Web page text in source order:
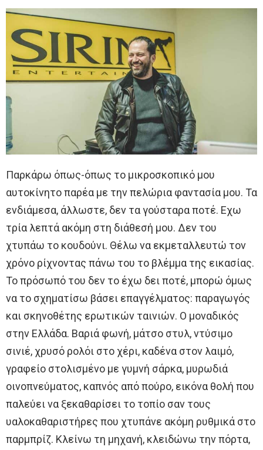
Παρκάρω όπως-όπως το μικροσκοπικό μου
αυτοκίνητο παρέα με την πελώρια φαντασία μου. Τα
ενδιάμεσα, άλλωστε, δεν τα γούσταρα ποτέ. Εχω
τρία λεπτά ακόμη στη διάθεσή μου. Δεν του
χτυπάω το κουδούνι. Θέλω να εκμεταλλευτώ τον
χρόνο ρίχνοντας πάνω του το βλέμμα της εικασίας.
Το πρόσωπό του δεν το έχω δει ποτέ, μπορώ όμως
να το σχηματίσω βάσει επαγγέλματος: παραγωγός
και σκηνοθέτης ερωτικών ταινιών. Ο μοναδικός
στην Ελλάδα. Βαριά φωνή, μάτσο στυλ, ντύσιμο
σινιέ, χρυσό ρολόι στο χέρι, καδένα στον λαιμό,
γραφείο στολισμένο με γυμνή σάρκα, μυρωδιά
οινοπνεύματος, καπνός από πούρο, εικόνα θολή που
παλεύει να ξεκαθαρίσει το τοπίο σαν τους
υαλοκαθαριστήρες που χτυπάνε ακόμη ρυθμικά στο
παρμπρίζ. Κλείνω τη μηχανή, κλειδώνω την πόρτα,